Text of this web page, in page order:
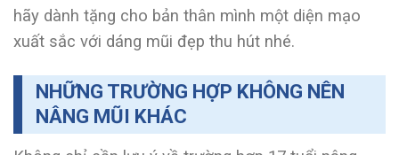
hãy dành tặng cho bản thân mình một diện mạo
xuất sắc với dáng mũi đẹp thu hút nhé.
NHỮNG TRƯỜNG HỢP KHÔNG NÊN
NÂNG MŨI KHÁC